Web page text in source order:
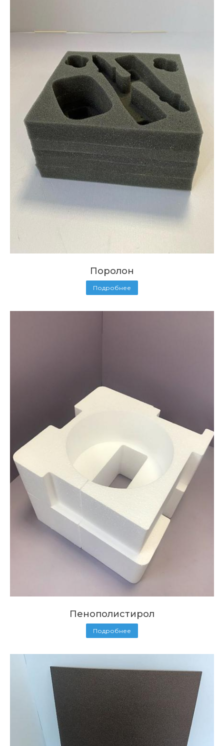
Поролон
Подробнее
Пенополистирол
Подробнее